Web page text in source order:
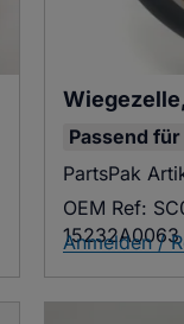
Passend für
PartsPak
OEM Ref:
15232A0063
Anmelden /